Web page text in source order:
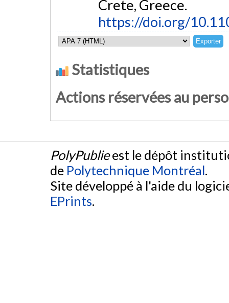
Crete, Greece.
https://doi.org/
Statistiques
Actions réservées au
PolyPublieest le dépôt
de Polytechnique Montréal.
Site développé à l'aide du
EPrints.